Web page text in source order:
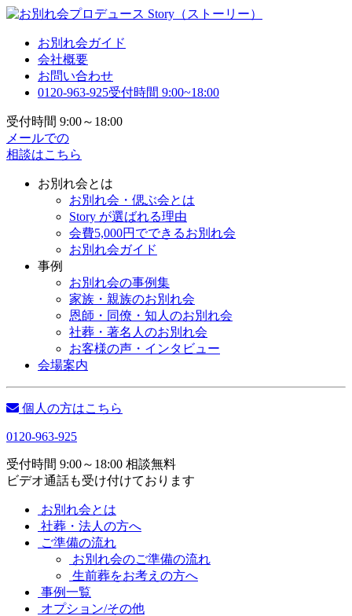
お別れ会ガイド
会社概要
お問い合わせ
0120-963-925受付時間 9:00~18:00
受付時間 9:00～18:00
メールでの
相談はこちら
お別れ会とは
お別れ会・偲ぶ会とは
Story が選ばれる理由
会費5,000円でできるお別れ会
お別れ会ガイド
事例
お別れ会の事例集
家族・親族のお別れ会
恩師・同僚・知人のお別れ会
社葬・著名人のお別れ会
お客様の声・インタビュー
会場案内
個人の方はこちら
0120-963-925
受付時間 9:00～18:00 相談無料
ビデオ通話も受け付けております
お別れ会とは
社葬・法人の方へ
ご準備の流れ
お別れ会のご準備の流れ
生前葬をお考えの方へ
事例一覧
オプション/その他